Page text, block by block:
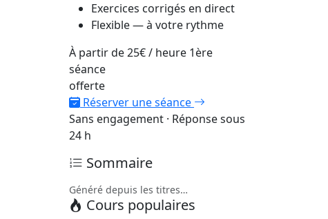
Exercices corrigés en direct
Flexible — à votre rythme
À partir de25€/ heure 1ère
séance
offerte
Réserver une séance
Sans engagement · Réponse sous
24 h
Sommaire
Généré depuis les titres…
Cours populaires